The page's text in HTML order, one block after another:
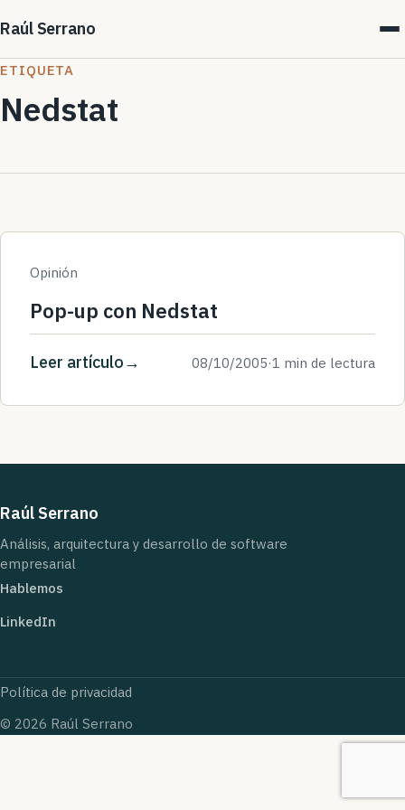
Raúl Serrano
ETIQUETA
Nedstat
Opinión
Pop-up con Nedstat
Leer artículo 08/10/2005·1 min de lectura
Raúl Serrano
Análisis, arquitectura y desarrollo de software
empresarial
Hablemos
LinkedIn
Política de privacidad
© 2026 Raúl Serrano